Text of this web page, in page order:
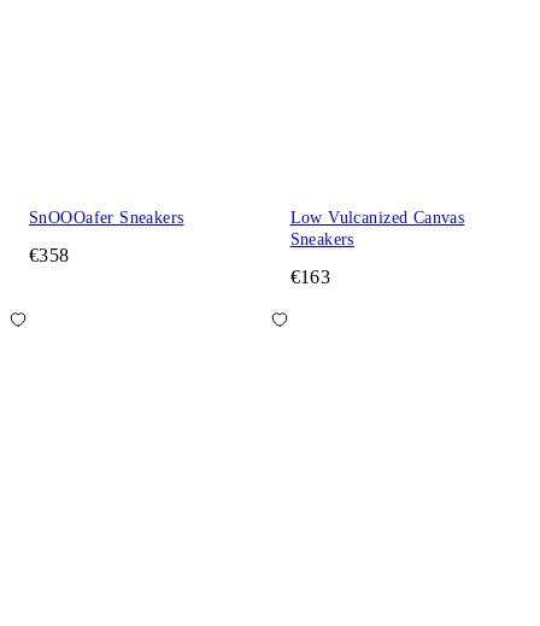
SnOOOafer Sneakers
€358
Low Vulcanized Canvas
Sneakers
€163